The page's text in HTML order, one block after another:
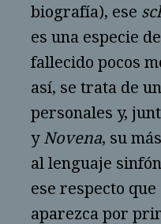
biografía), ese
es una especie
fallecido pocos
así, se trata de
personales y,
y Novena, su
al lenguaje
ese respecto
aparezca por